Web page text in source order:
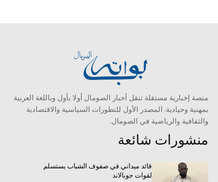
منصة إخبارية مستقلة تنقل أخبار الصومال أولا بأول وباللغة العربية
بمهنية وحيادية. المصدر الأول للتطورات السياسية والاقتصادية
والثقافية والرياضية في الصومال.
منشورات شائعة
قائد ميداني في صفوف الشباب يستسلم
لقوات جوبالاند